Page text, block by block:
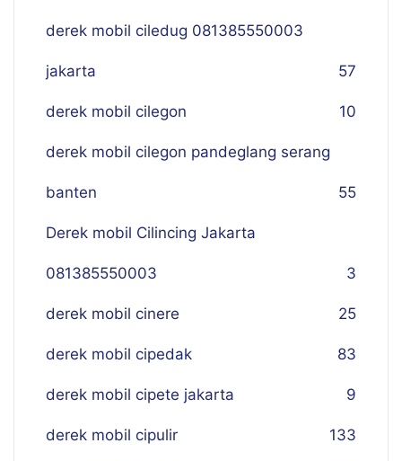
derek mobil ciledug 081385550003
jakarta 57
derek mobil cilegon 10
derek mobil cilegon pandeglang serang
banten 55
Derek mobil Cilincing Jakarta
081385550003 3
derek mobil cinere 25
derek mobil cipedak 83
derek mobil cipete jakarta 9
derek mobil cipulir 133